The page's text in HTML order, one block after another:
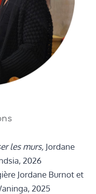
les murs, Jordane
2026
Jordane Burnot et
, 2025